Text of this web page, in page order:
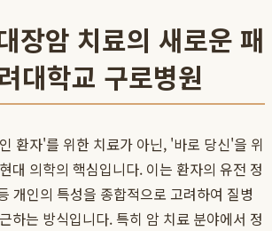
장암 치료의 새로운 패
대학교 구로병원
환자'를 위한 치료가 아닌, '바로 당신'을 위
대 의학의 핵심입니다. 이는 환자의 유전 정
개인의 특성을 종합적으로 고려하여 질병
하는 방식입니다. 특히 암 치료 분야에서 정